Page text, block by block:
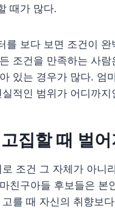
때가 많다.
를 보다 보면 조건이
조건을 만족하는 사
있는 경우가 많다. 엄
적인 범위가 어디까
집할 때 벌
조건 그 자체가 아니
친구아들 후보들은 본
를 때 자신의 취향보